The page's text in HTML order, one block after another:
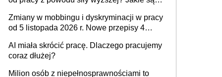
Zmiany w mobbingu i dyskryminacji w pracy
od 5 listopada 2026 r. Nowe przepisy 4
Ustaw
AI miała skrócić pracę. Dlaczego pracujemy
coraz dłużej?
Milion osób z niepełnosprawnościami to